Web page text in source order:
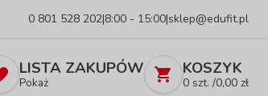
0 801 528 202|8:00 - 15:00|sklep@edufit.pl
LISTA ZAKUPÓW
Pokaż
KOSZYK
0 szt. /0,00 zł